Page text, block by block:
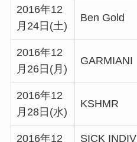
2016年12
月24日(土)
Ben Gold
2016年12
月26日(月)
GARMIANI
2016年12
月28日(水)
KSHMR
2016年12
SICK